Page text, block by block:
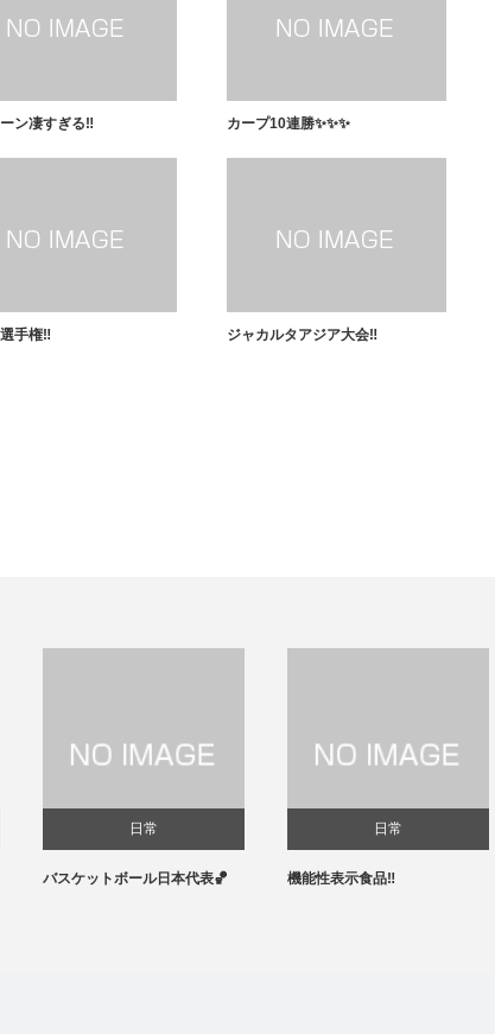
ン凄すぎる‼️ カープ10連勝✨✨✨
手権‼️ ジャカルタアジア大会‼️
日常
バスケットボール日本代表🏀
日常
機能性表示食品‼️